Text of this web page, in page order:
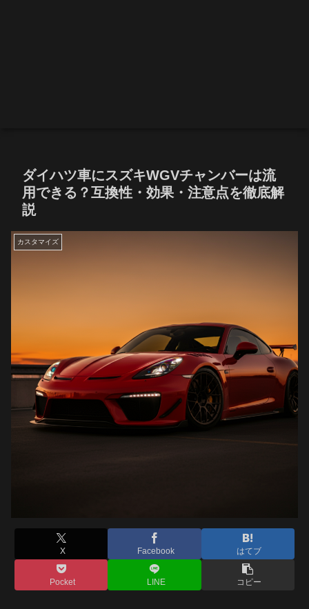
ダイハツ車にスズキWGVチャンバーは流
用できる？互換性・効果・注意点を徹底解
説
カスタマイズ
X Facebook はてブ
Pocket LINE コピー